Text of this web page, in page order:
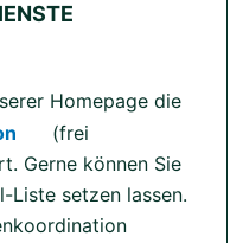
Homepage die
(frei
Gerne können Sie
Liste setzen lassen.